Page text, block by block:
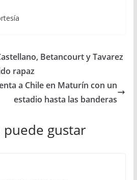
Betancourt y Tavarez
rapaz
a Chile en Maturín con un
estadio hasta las banderas
gustar